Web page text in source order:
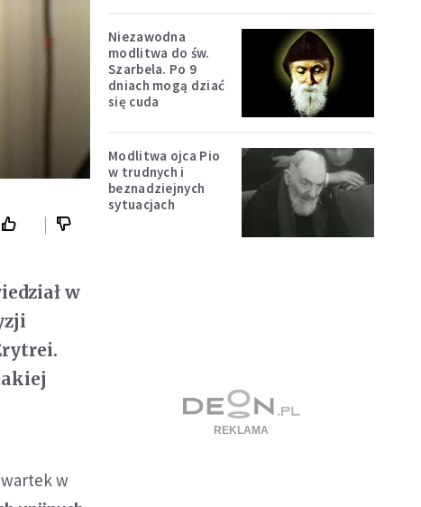
w
w
Niezawodna
modlitwa do św.
Szarbela. Po 9
dniach mogą dziać
się cuda
Modlitwa ojca Pio
w trudnych i
beznadziejnych
sytuacjach